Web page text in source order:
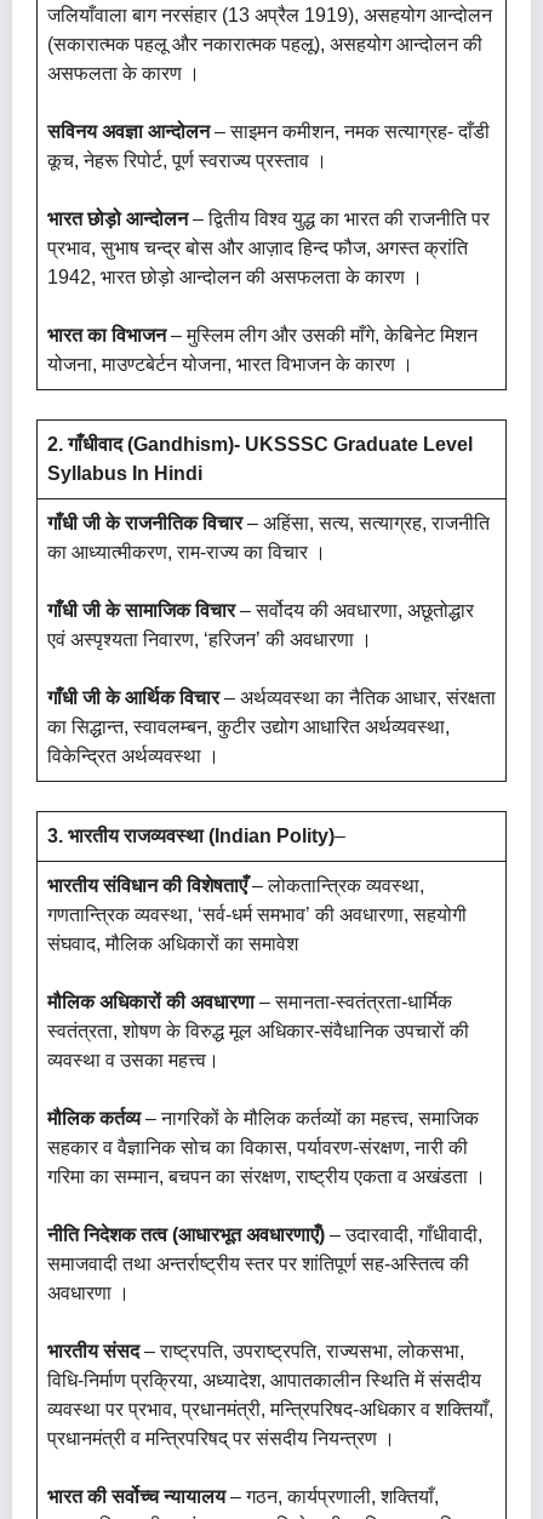
जलियाँवाला बाग नरसंहार (13 अप्रैल 1919), असहयोग आन्दोलन
(सकारात्मक पहलू और नकारात्मक पहलू), असहयोग आन्दोलन की
असफलता के कारण ।
सविनय अवज्ञा आन्दोलन– साइमन कमीशन, नमक सत्याग्रह- दाँडी
कूच, नेहरू रिपोर्ट, पूर्ण स्वराज्य प्रस्ताव ।
भारत छोड़ो आन्दोलन– द्वितीय विश्व युद्ध का भारत की राजनीति पर
प्रभाव, सुभाष चन्द्र बोस और आज़ाद हिन्द फौज, अगस्त क्रांति
1942, भारत छोड़ो आन्दोलन की असफलता के कारण ।
भारत का विभाजन– मुस्लिम लीग और उसकी माँगे, केबिनेट मिशन
योजना, माउण्टबेर्टन योजना, भारत विभाजन के कारण ।
2. गाँधीवाद (Gandhism)- UKSSSC Graduate Level
Syllabus In Hindi
गाँधी जी के राजनीतिक विचार– अहिंसा, सत्य, सत्याग्रह, राजनीति
का आध्यात्मीकरण, राम-राज्य का विचार ।
गाँधी जी के सामाजिक विचार– सर्वोदय की अवधारणा, अछूतोद्धार
एवं अस्पृश्यता निवारण, ‘हरिजन’ की अवधारणा ।
गाँधी जी के आर्थिक विचार– अर्थव्यवस्था का नैतिक आधार, संरक्षता
का सिद्धान्त, स्वावलम्बन, कुटीर उद्योग आधारित अर्थव्यवस्था,
विकेन्द्रित अर्थव्यवस्था ।
3. भारतीय राजव्यवस्था (Indian Polity)–
भारतीय संविधान की विशेषताएँ– लोकतान्त्रिक व्यवस्था,
गणतान्त्रिक व्यवस्था, ‘सर्व-धर्म समभाव’ की अवधारणा, सहयोगी
संघवाद, मौलिक अधिकारों का समावेश
मौलिक अधिकारों की अवधारणा– समानता-स्वतंत्रता-धार्मिक
स्वतंत्रता, शोषण के विरुद्ध मूल अधिकार-संवैधानिक उपचारों की
व्यवस्था व उसका महत्त्व।
मौलिक कर्तव्य– नागरिकों के मौलिक कर्तव्यों का महत्त्व, समाजिक
सहकार व वैज्ञानिक सोच का विकास, पर्यावरण-संरक्षण, नारी की
गरिमा का सम्मान, बचपन का संरक्षण, राष्ट्रीय एकता व अखंडता ।
नीति निदेशक तत्व (आधारभूत अवधारणाएँ) – उदारवादी, गाँधीवादी,
समाजवादी तथा अन्तर्राष्ट्रीय स्तर पर शांतिपूर्ण सह-अस्तित्व की
अवधारणा ।
भारतीय संसद– राष्ट्रपति, उपराष्ट्रपति, राज्यसभा, लोकसभा,
विधि-निर्माण प्रक्रिया, अध्यादेश, आपातकालीन स्थिति में संसदीय
व्यवस्था पर प्रभाव, प्रधानमंत्री, मन्त्रिपरिषद-अधिकार व शक्तियाँ,
प्रधानमंत्री व मन्त्रिपरिषद् पर संसदीय नियन्त्रण ।
भारत की सर्वोच्च न्यायालय– गठन, कार्यप्रणाली, शक्तियाँ,